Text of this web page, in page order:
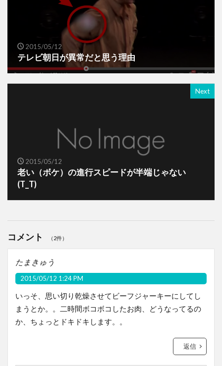
2015/05/12
テレビ朝日が異常だと思う理由
Next
2015/05/12
老い（ボケ）の進行スピードが半端じゃない
(T_T)
コメント （2件）
たまきゅう
2015/05/12 1:24 PM
いっそ、思い切り乾燥させてビーフジャーキーにしてし
まうとか。。二時間ボコボコしたお肉、どうなってるの
か、ちょっとドキドキします。。
返信